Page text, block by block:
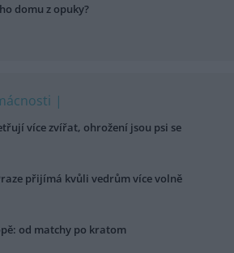
domu z opuky?
více zvířat, ohrožení jsou psi se
přijímá kvůli vedrům více volně
od matchy po kratom